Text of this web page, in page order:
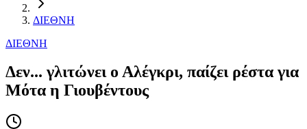
ΔΙΕΘΝΗ
ΔΙΕΘΝΗ
Δεν... γλιτώνει ο Αλέγκρι, παίζει ρέστα για
Μότα η Γιουβέντους